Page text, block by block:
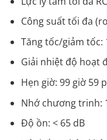
Công suất tối đa
Tăng tốc/giảm tốc:
Giải nhiệt độ hoạt
Hẹn giờ: 99 giờ 59
Nhớ chương trinh:
Độ ồn: < 65 dB